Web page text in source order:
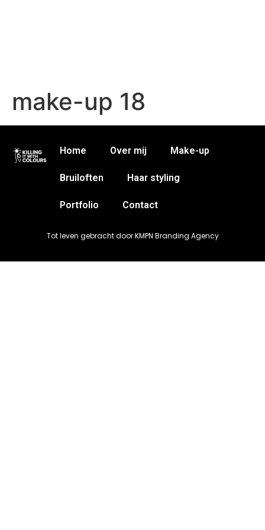
make-up 18
Home Over mij Make-up
Bruiloften Haar styling
Portfolio Contact
Tot leven gebracht door KMPN Branding Agency